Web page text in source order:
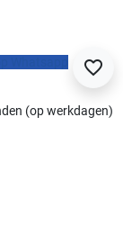
favorite_border
(op werkdagen)